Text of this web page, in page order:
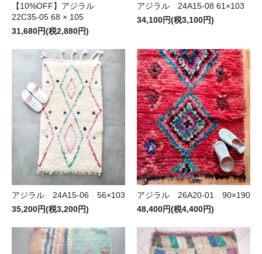
【10%OFF】アジラル
22C35-05 68 × 105
31,680円(税2,880円)
アジラル 24A15-08 61×103
34,100円(税3,100円)
アジラル 24A15-06 56×103
35,200円(税3,200円)
アジラル 26A20-01 90×190
48,400円(税4,400円)